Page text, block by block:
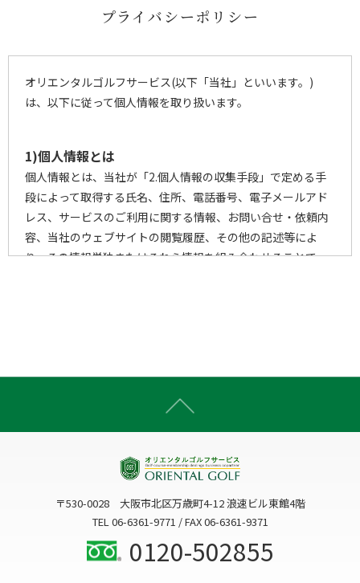
プライバシーポリシー
オリエンタルゴルフサービス(以下「当社」といいます。)
は、以下に従って個人情報を取り扱います。
1)個人情報とは
個人情報とは、当社が「2.個人情報の収集手段」で定める手
段によって取得する氏名、住所、電話番号、電子メールアド
レス、サービスのご利用に関する情報、お問い合せ・依頼内
容、当社のウェブサイトの閲覧履歴、その他の記述等によ
り、その情報単独またはそれら情報を組み合わせることで、
3)個人情報の利用目的
当社は、個人情報を、以下の何れかに該当する場合を除き、
事前にお知らせした利用目的以外には利用いたしません。
〒530-0028 大阪市北区万歳町4-12 浪速ビル東館4階
TEL 06-6361-9771 / FAX 06-6361-9371
0120-502855